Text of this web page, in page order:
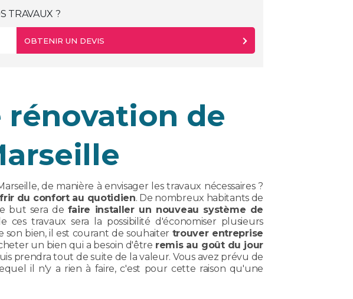
TRAVAUX ?
OBTENIR UN DEVIS
rénovation de
de manière à envisager les travaux nécessaires ?
du confort au quotidien. De nombreux habitants de
but sera de faire installer un nouveau système de
ces travaux sera la possibilité d'économiser plusieurs
bien, il est courant de souhaiter trouver entreprise
un bien qui a besoin d'être remis au goût du jour
prendra tout de suite de la valeur. Vous avez prévu de
il n'y a rien à faire, c'est pour cette raison qu'une